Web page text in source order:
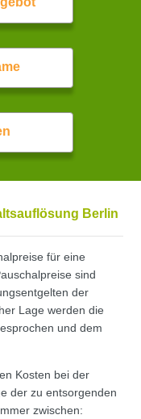
Berlin
für eine
sind
der
Lage werden die
und dem
Kosten bei der
der zu entsorgenden
zwischen: